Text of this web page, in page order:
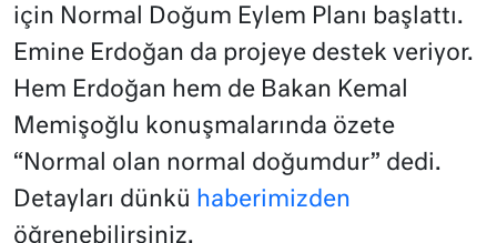
için Normal Doğum Eylem Planı başlattı.
Emine Erdoğan da projeye destek veriyor.
Hem Erdoğan hem de Bakan Kemal
Memişoğlu konuşmalarında özete
“Normal olan normal doğumdur” dedi.
Detayları dünkü haberimizden
öğrenebilirsiniz.